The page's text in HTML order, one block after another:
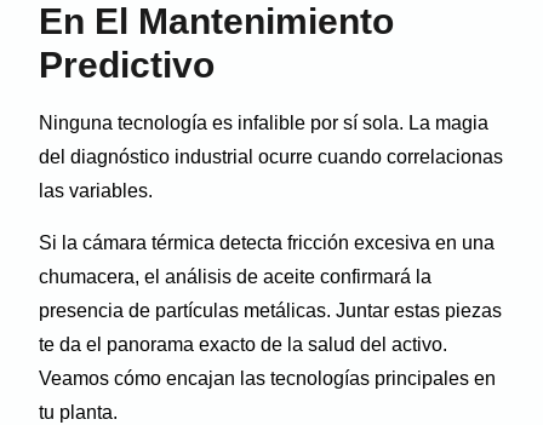
En El Mantenimiento
Predictivo
Ninguna tecnología es infalible por sí sola. La magia
del diagnóstico industrial ocurre cuando correlacionas
las variables.
Si la cámara térmica detecta fricción excesiva en una
chumacera, el análisis de aceite confirmará la
presencia de partículas metálicas. Juntar estas piezas
te da el panorama exacto de la salud del activo.
Veamos cómo encajan las tecnologías principales en
tu planta.